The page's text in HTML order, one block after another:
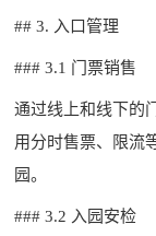
## 3. 入口管理
### 3.1 门票销售
通过线上和线下的
用分时售票、限流
园。
### 3.2 入园安检